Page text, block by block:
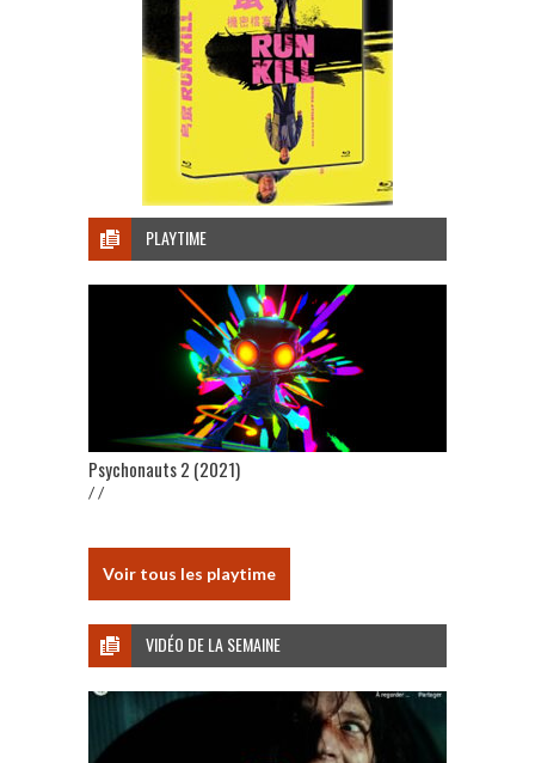
PLAYTIME
Psychonauts 2 (2021)
/ /
Voir tous les playtime
VIDÉO DE LA SEMAINE